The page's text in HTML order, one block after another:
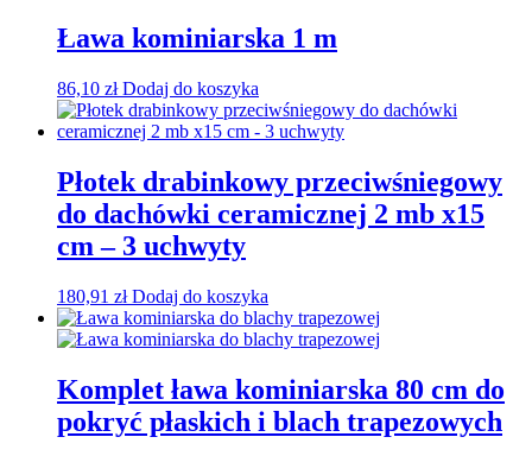
Ława kominiarska 1 m
86,10 zł Dodaj do koszyka
Płotek drabinkowy przeciwśniegowy
do dachówki ceramicznej 2 mb x15
cm – 3 uchwyty
180,91 zł Dodaj do koszyka
Komplet ława kominiarska 80 cm do
pokryć płaskich i blach trapezowych